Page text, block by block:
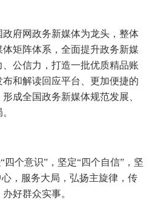
政府网政务新媒体为龙头，整体
矩阵体系，全面提升政务新媒
公信力，打造一批优质精品账
和解读回应平台、更加便捷的
成全国政务新媒体规范发展、
四个意识”，坚定“四个自信”，坚
，服务大局，弘扬主旋律，传
好群众实事。